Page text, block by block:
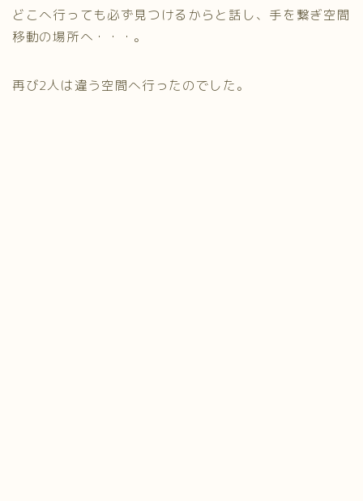
どこへ行っても必ず見つけるからと話し、手を繋ぎ空間
移動の場所へ・・・。
再び2人は違う空間へ行ったのでした。